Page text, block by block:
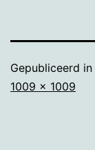
Gepubliceerd in
Volledige
1009 × 1009